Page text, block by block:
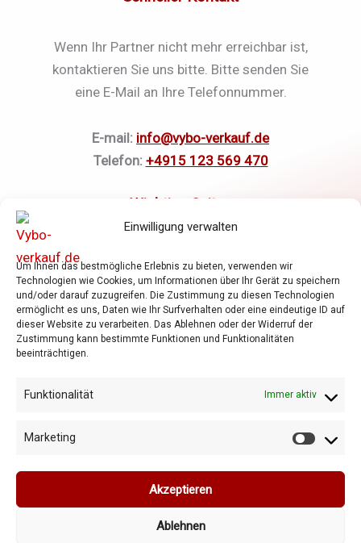
Einwilligung verwalten
Um Ihnen das bestmögliche Erlebnis zu bieten, verwenden wir
Technologien wie Cookies, um Informationen über Ihr Gerät zu speichern
und/oder darauf zuzugreifen. Die Zustimmung zu diesen Technologien
ermöglicht es uns, Daten wie Ihr Surfverhalten oder eine eindeutige ID auf
dieser Website zu verarbeiten. Das Ablehnen oder der Widerruf der
Zustimmung kann bestimmte Funktionen und Funktionalitäten
beeinträchtigen.
Funktionalität Immer aktiv
Marketing
Akzeptieren
Ablehnen
Wenn Ihr Partner nicht mehr erreichbar ist,
kontaktieren Sie uns bitte. Bitte senden Sie
eine E-Mail an Ihre Telefonnummer.
E-mail: info@vybo-verkauf.de
Telefon: +4915 123 569 470
Frequenzumrichter
Getriebe
Shop
Warenkorb